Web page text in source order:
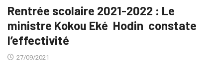
Rentrée scolaire 2021-2022 : Le
ministre Kokou Eké Hodin constate
l’effectivité
27/09/2021